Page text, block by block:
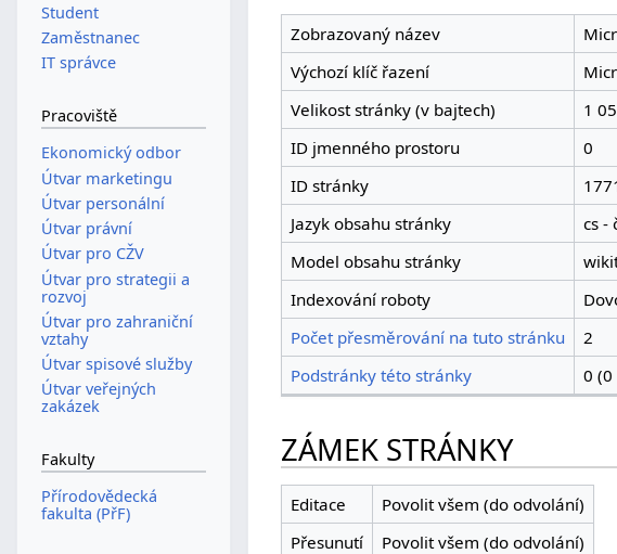
Zobrazovaný název
Výchozí klíč řazení
Velikost stránky (v bajtech)
1
ID jmenného prostoru
0
ID stránky
Jazyk obsahu stránky
cs -
Model obsahu stránky
Indexování roboty
Počet přesměrování na tuto stránku
2
Podstránky této stránky
0
ZÁMEK STRÁNKY
Editace
Povolit všem (do odvolání)
Přesunutí
Povolit všem (do odvolání)
Student
Zaměstnanec
IT správce
Pracoviště
Ekonomický odbor
Útvar marketingu
Útvar personální
Útvar právní
Útvar pro CŽV
Útvar pro strategii a
rozvoj
Útvar pro zahraniční
vztahy
Útvar spisové služby
Útvar veřejných
zakázek
Fakulty
Přírodovědecká
fakulta (PřF)